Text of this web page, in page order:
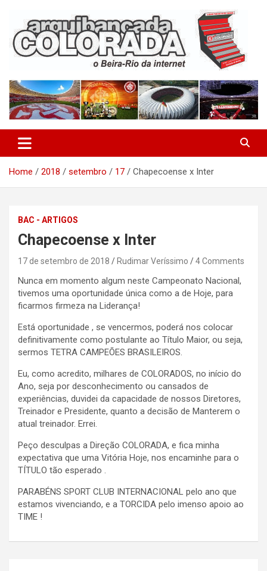
content
Arquibancada Colorada
Home 2018 setembro 17 Chapecoense x Inter
BAC - ARTIGOS
Chapecoense x Inter
17 de setembro de 2018 Rudimar Veríssimo 4 Comments
Nunca em momento algum neste Campeonato Nacional,
tivemos uma oportunidade única como a de Hoje, para
ficarmos firmeza na Liderança!
Está oportunidade , se vencermos, poderá nos colocar
definitivamente como postulante ao Título Maior, ou seja,
sermos TETRA CAMPEÕES BRASILEIROS.
Eu, como acredito, milhares de COLORADOS, no início do
Ano, seja por desconhecimento ou cansados de
experiências, duvidei da capacidade de nossos Diretores,
Treinador e Presidente, quanto a decisão de Manterem o
atual treinador. Errei.
Peço desculpas a Direção COLORADA, e fica minha
expectativa que uma Vitória Hoje, nos encaminhe para o
TÍTULO tão esperado .
PARABÉNS SPORT CLUB INTERNACIONAL pelo ano que
estamos vivenciando, e a TORCIDA pelo imenso apoio ao
TIME !